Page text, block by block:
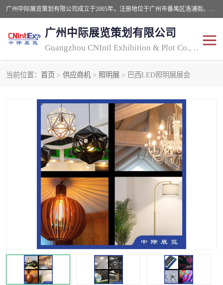
广州中际展览策划有限公司成立于2005年，注册地位于广州市番禺区洛浦街。经营范围包括会议及展览服务，大型活动组织策划服务，展台设计服务，广告业等；主要从事国外广告、标识、印花、LED、照明、光电、灯光、音响、视听、电子展览会等，展位预定-展品运输-签证-行程安排-补贴一站式服务。
广州中际展览策划有限公司
Guangzhou CNIntl Exhibition & Plot Co., Ltd.
当前位置： 首页 > 供应商机 > 照明展 > 巴西LED照明展展会
展品运输
视听-灯光音响展
2025年国外广告标识展 2025年国内中国香港照明